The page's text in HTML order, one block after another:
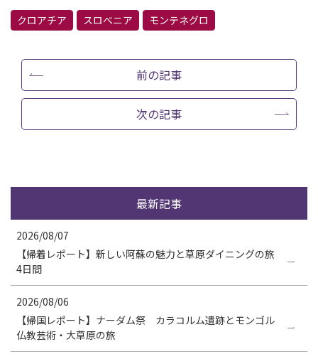
クロアチア スロべニア モンテネグロ
前の記事
次の記事
最新記事
2026/08/07
【帰着レポート】新しい阿蘇の魅力と草原ダイニングの旅
4日間
2026/08/06
【帰国レポート】ナーダム祭 カラコルム遺跡とモンゴル
仏教芸術・大草原の旅